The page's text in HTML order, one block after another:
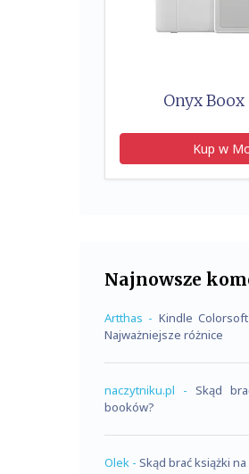
Onyx Boox
Kup w
Najnowsze
Artthas - Kindle
Najważniejsze różnice
naczytniku.pl - Skąd
booków?
Olek - Skąd brać książki